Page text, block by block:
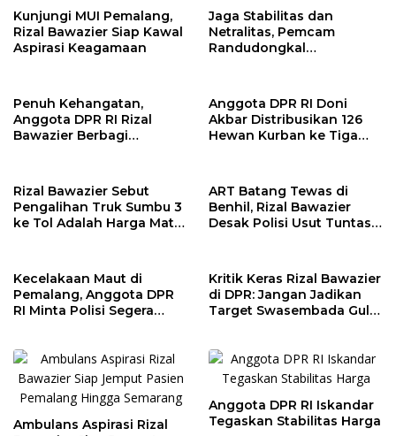
Kunjungi MUI Pemalang,
Rizal Bawazier Siap Kawal
Aspirasi Keagamaan
Jaga Stabilitas dan
Netralitas, Pemcam
Randudongkal
Penuh Kehangatan,
Anggota DPR RI Rizal
Bawazier Berbagi
Anggota DPR RI Doni
Akbar Distribusikan 126
Hewan Kurban ke Tiga
Rizal Bawazier Sebut
Pengalihan Truk Sumbu 3
ke Tol Adalah Harga Mati
ART Batang Tewas di
Benhil, Rizal Bawazier
Desak Polisi Usut Tuntas
Kecelakaan Maut di
Pemalang, Anggota DPR
RI Minta Polisi Segera
Kritik Keras Rizal Bawazier
di DPR: Jangan Jadikan
Target Swasembada Gula
Ambulans Aspirasi Rizal
Anggota DPR RI Iskandar
Tegaskan Stabilitas Harga